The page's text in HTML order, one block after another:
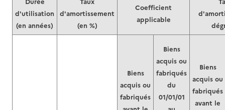
d'utilisation
(en années)
d'amortissement
(en %)
Coefficient
applicable
Biens
acquis ou
fabriqués
Biens
acquis ou
fabriqués
du
01/01/01
Biens
acquis ou
fabriqués
avant le